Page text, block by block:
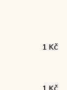
1 Kč